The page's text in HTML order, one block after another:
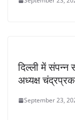
दिल्ली में
अध्यक्ष
September 23,